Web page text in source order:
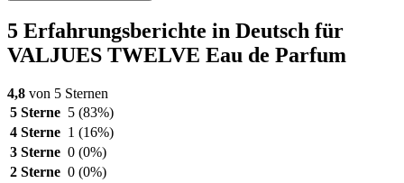
5 Erfahrungsberichte in Deutsch für
VALJUES TWELVE Eau de Parfum
4,8 von 5 Sternen
5 Sterne 5 (83%)
4 Sterne 1 (16%)
3 Sterne 0 (0%)
2 Sterne 0 (0%)